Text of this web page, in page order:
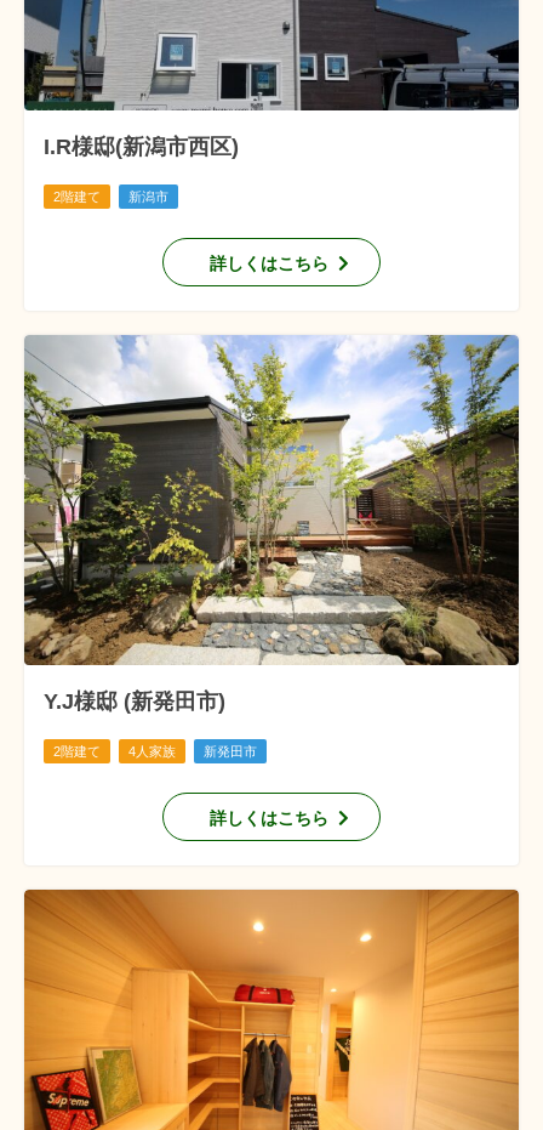
I.R様邸(新潟市西区)
2階建て 新潟市
詳しくはこちら
Y.J様邸 (新発田市)
2階建て 4人家族 新発田市
詳しくはこちら